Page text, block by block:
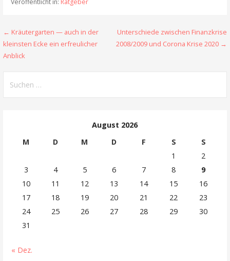
Beitragsnavigation
← Kräutergarten — auch in der
kleinsten Ecke ein erfreulicher
Anblick
Unterschiede zwischen Finanzkrise
2008/2009 und Corona Krise 2020 →
nach:
August 2026
M
D M D F S
S
1
2
3
4 5 6 7 8
9
10
11 12 13 14 15
16
17
18 19 20 21 22
23
24
25 26 27 28 29
30
31
« Dez.